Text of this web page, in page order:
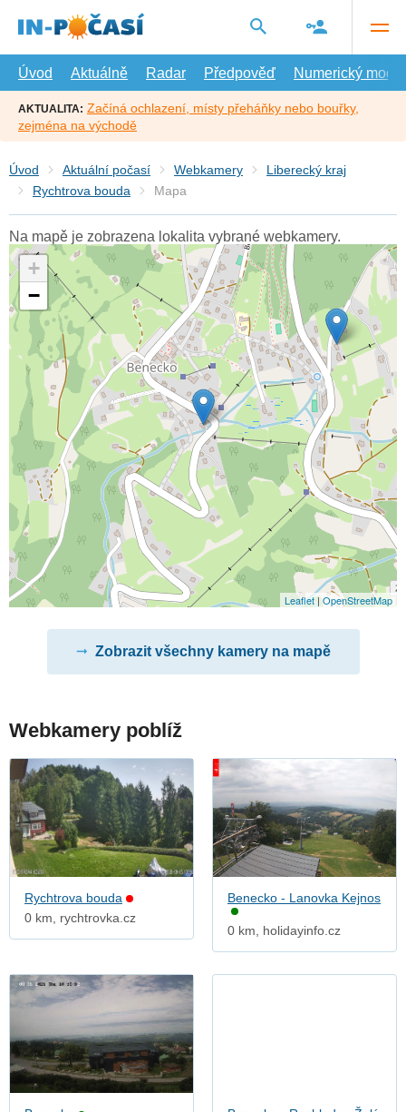
hlavní
Úvod
Aktuálně Radar Předpověď Numerický model
AKTUALITA: Začíná ochlazení, místy přeháňky nebo bouřky,
zejména na východě
Úvod Aktuální počasí Webkamery
Liberecký kraj
Rychtrova bouda
Mapa
Na mapě je zobrazena lokalita vybrané webkamery.
+
−
Leaflet | OpenStreetMap
Zobrazit všechny kamery na mapě
Webkamery poblíž
Rychtrova bouda
0 km, rychtrovka.cz
Benecko - Lanovka Kejnos
0 km, holidayinfo.cz